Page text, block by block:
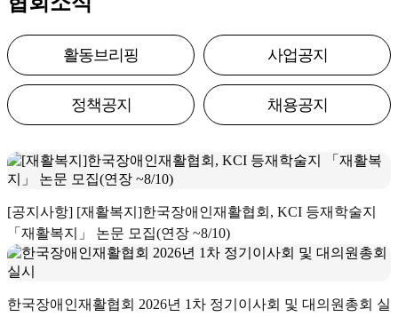
활동브리핑 사업공지
정책공지 채용공지
[공지사항] [재활복지]한국장애인재활협회, KCI 등재학술지
「재활복지」 논문 모집(연장 ~8/10)
한국장애인재활협회 2026년 1차 정기이사회 및 대의원총회 실